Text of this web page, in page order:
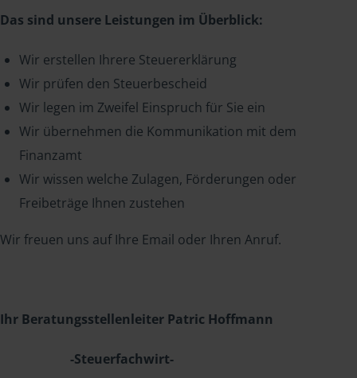
Das sind unsere Leistungen im Überblick:
Wir erstellen Ihrere Steuererklärung
Wir prüfen den Steuerbescheid
Wir legen im Zweifel Einspruch für Sie ein
Wir übernehmen die Kommunikation mit dem
Finanzamt
Wir wissen welche Zulagen, Förderungen oder
Freibeträge Ihnen zustehen
Wir freuen uns auf Ihre Email oder Ihren Anruf.
Ihr Beratungsstellenleiter Patric Hoffmann
-Steuerfachwirt-